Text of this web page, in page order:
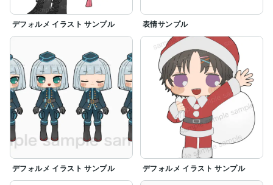
デフォルメ イラスト サンプル 表情サンプル
デフォルメ イラスト サンプル デフォルメ イラスト サンプル